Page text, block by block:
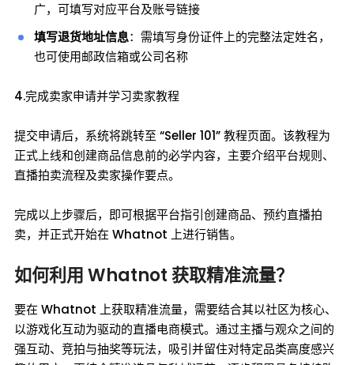
广，可填写对应平台及账号链接
填写退货地址信息：需填写身份证件上的完整法定姓名，
也可使用邮政信箱或公司名称
4.完成卖家申请并学习卖家教程
提交申请后，系统将跳转至 “Seller 101” 教程页面。该教程为
正式上线和创建商品信息前的必学内容，主要介绍平台规则、
直播拍卖流程及卖家操作要点。
完成以上步骤后，即可根据平台指引创建商品、预约直播拍
卖，并正式开始在 Whatnot 上进行销售。
如何利用 Whatnot 获取精准流量？
要在 Whatnot 上获取精准流量，需要结合其以社区为核心、
以游戏化互动为驱动的直播电商模式。通过主播与观众之间的
强互动、竞拍与抽奖等玩法，吸引并留住对特定品类高度感兴